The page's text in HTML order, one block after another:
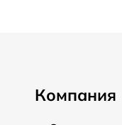
Компания